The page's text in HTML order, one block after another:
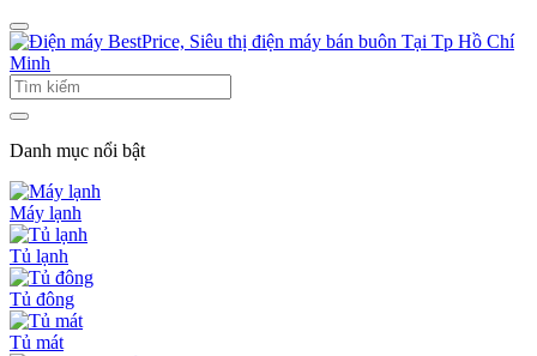
Danh mục nổi bật
Máy lạnh
Tủ lạnh
Tủ đông
Tủ mát